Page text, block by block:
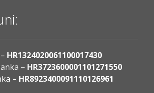
HR1324020061100017430
– HR3723600001101271550
– HR8923400091110126961